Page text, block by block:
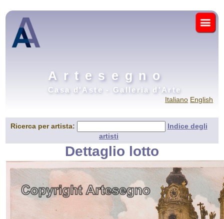
Artesegno
Casa d'Aste - Galleria d'Arte
Italiano English
Ricerca per artista:
Indice degli
artisti
Dettaglio lotto